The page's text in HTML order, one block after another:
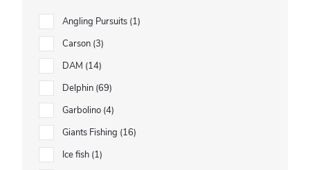
Angling Pursuits 1
Carson 3
DAM 14
Delphin 69
Garbolino 4
Giants Fishing 16
Ice fish 1